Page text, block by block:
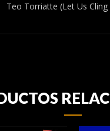
Teo Torriatte (Let Us